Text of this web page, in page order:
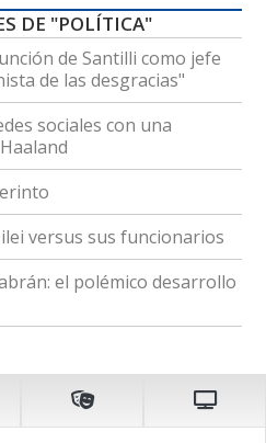
DE "POLÍTICA"
de Santilli como jefe
de las desgracias"
sociales con una
versus sus funcionarios
el polémico desarrollo